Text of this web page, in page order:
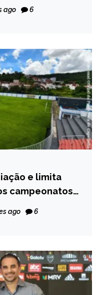
ago 6
e limita
campeonatos
ago 6